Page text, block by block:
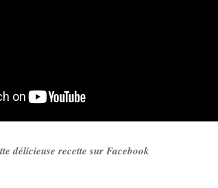
délicieuse recette sur Facebook